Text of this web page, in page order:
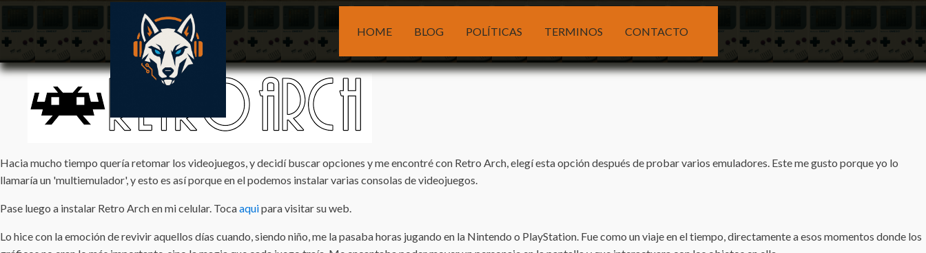
HOME BLOG POLÍTICAS TERMINOS CONTACTO
Hacia mucho tiempo quería retomar los videojuegos, y decidí buscar opciones y me encontré con Retro Arch, elegí esta opción después de probar varios emuladores. Este me gusto porque yo lo
llamaría un 'multiemulador', y esto es así porque en el podemos instalar varias consolas de videojuegos.
Pase luego a instalar Retro Arch en mi celular. Tocaaquipara visitar su web.
Lo hice con la emoción de revivir aquellos días cuando, siendo niño, me la pasaba horas jugando en la Nintendo o PlayStation. Fue como un viaje en el tiempo, directamente a esos momentos donde los